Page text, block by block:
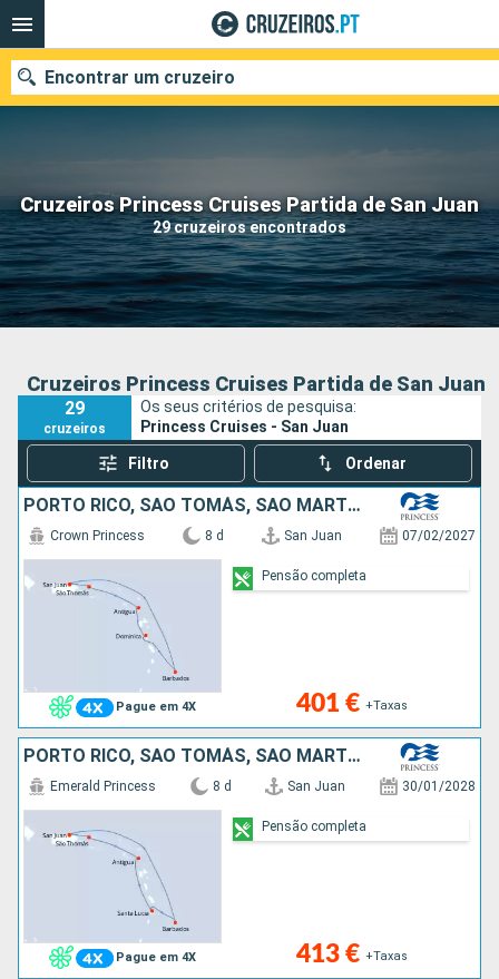
Cruzeiros Princess Cruises Partida de San Juan
29 cruzeiros encontrados
Encontrar um cruzeiro
Quando ir?
Data de partida
Portos Companhias
Cruzeiros Princess Cruises Partida de San Juan
29
cruzeiros
Os seus critérios de pesquisa:
Princess Cruises - San Juan
Filtro Ordenar
PORTO RICO, SÃO TOMÁS, SÃO MARTINHO, ANTÍGUA E BARBUDA, DOMINICA, BARBADOS
Pague em 4X
Crown Princess 8 d San Juan 07/02/2027
401 € +Taxas
Pensão completa
PORTO RICO, SÃO TOMÁS, SÃO MARTINHO, ANTÍGUA E BARBUDA, SANTA LÚCIA, BARBADOS
Pague em 4X
Emerald Princess 8 d San Juan 30/01/2028
413 € +Taxas
Pensão completa